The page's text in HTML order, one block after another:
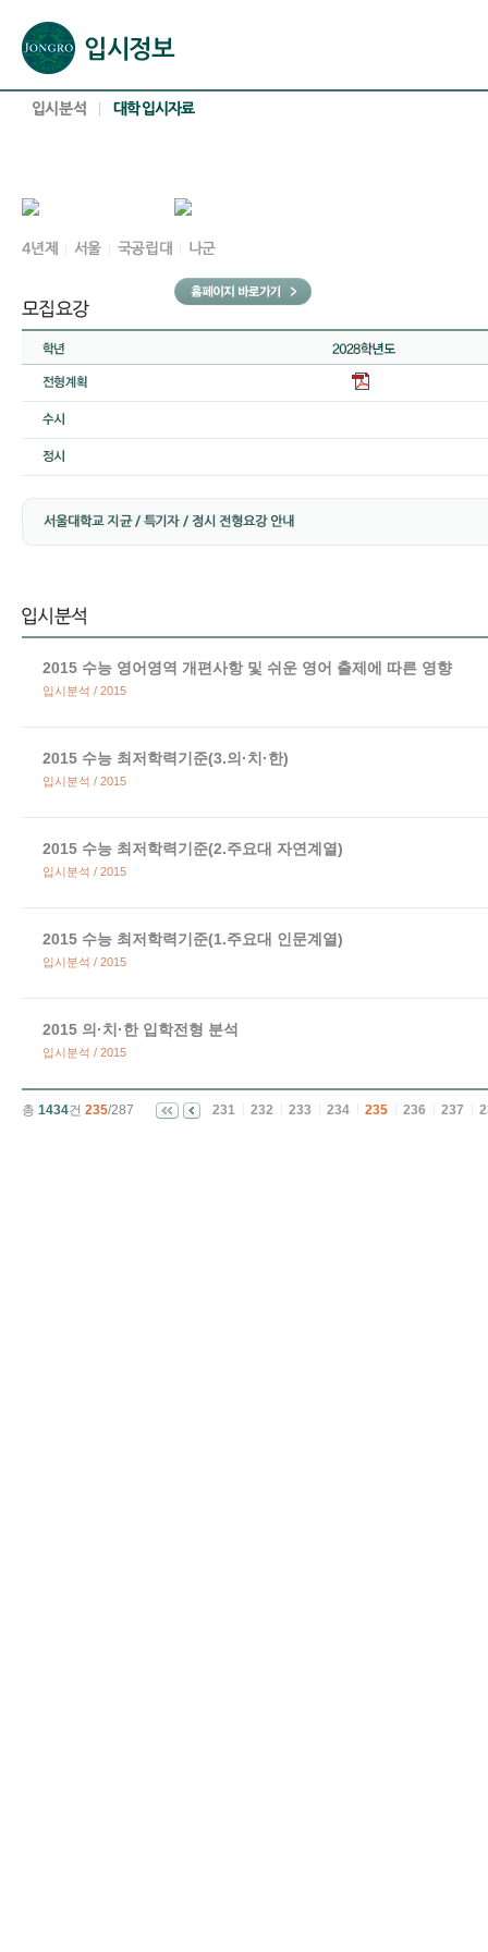
2015 수능 영어영역 개편사항 및 쉬운 영어 출제에 따른 영향
입시분석 / 2015
2015 수능 최저학력기준(3.의·치·한)
입시분석 / 2015
2015 수능 최저학력기준(2.주요대 자연계열)
입시분석 / 2015
2015 수능 최저학력기준(1.주요대 인문계열)
입시분석 / 2015
2015 의·치·한 입학전형 분석
입시분석 / 2015
총 1434건 235/287 231 232 233 234 235 236 237